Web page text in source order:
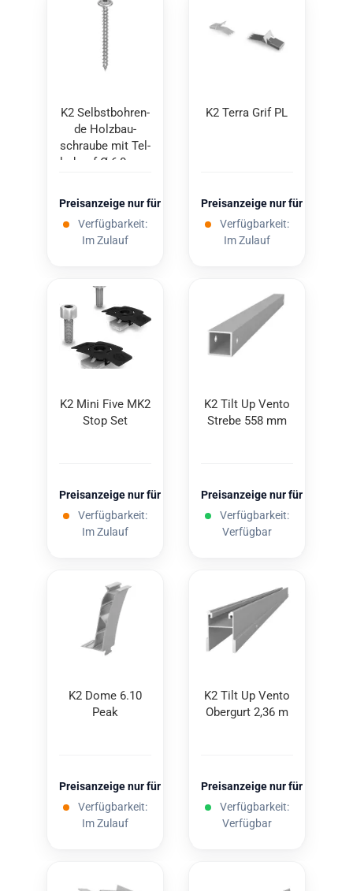
K2 Selbst­boh­ren­
de Holz­bau­
schrau­be mit Tel­
ler­kopf Ø 6,0 mm
Preisanzeige nur für freigeschaltete Kunden
Verfügbarkeit:
Im Zulauf
K2 Terra Grif PL
Preisanzeige nur für
Verfügbarkeit:
Im Zulauf
K2 Mini Five MK2
Stop Set
Preisanzeige nur für freigeschaltete Kunden
Verfügbarkeit:
Im Zulauf
K2 Tilt Up Vento
Stre­be 558 mm
Preisanzeige nur für
Verfügbarkeit:
Verfügbar
K2 Dome 6.10
Peak
Preisanzeige nur für freigeschaltete Kunden
Verfügbarkeit:
Im Zulauf
K2 Tilt Up Vento
Ober­gurt 2,36 m
Preisanzeige nur für
Verfügbarkeit:
Verfügbar